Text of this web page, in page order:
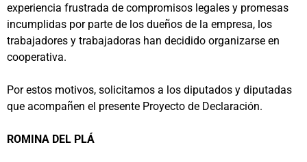
experiencia frustrada de compromisos legales y promesas
incumplidas por parte de los dueños de la empresa, los
trabajadores y trabajadoras han decidido organizarse en
cooperativa.
Por estos motivos, solicitamos a los diputados y diputadas
que acompañen el presente Proyecto de Declaración.
ROMINA DEL PLÁ